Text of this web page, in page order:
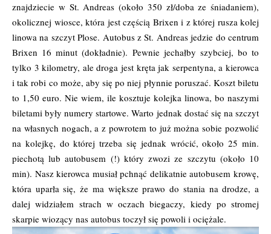
znajdziecie w St. Andreas (około 350 zł/doba ze śniadaniem),
okolicznej wiosce, która jest częścią Brixen i z której rusza kolej
linowa na szczyt Plose. Autobus z St. Andreas jedzie do centrum
Brixen 16 minut (dokładnie). Pewnie jechałby szybciej, bo to
tylko 3 kilometry, ale droga jest kręta jak serpentyna, a kierowca
i tak robi co może, aby się po niej płynnie poruszać. Koszt biletu
to 1,50 euro. Nie wiem, ile kosztuje kolejka linowa, bo naszymi
biletami były numery startowe. Warto jednak dostać się na szczyt
na własnych nogach, a z powrotem to już można sobie pozwolić
na kolejkę, do której trzeba się jednak wrócić, około 25 min.
piechotą lub autobusem (!) który zwozi ze szczytu (około 10
min). Nasz kierowca musiał pchnąć delikatnie autobusem krowę,
która uparła się, że ma większe prawo do stania na drodze, a
dalej widziałem strach w oczach biegaczy, kiedy po stromej
skarpie wiozący nas autobus toczył się powoli i ociężale.